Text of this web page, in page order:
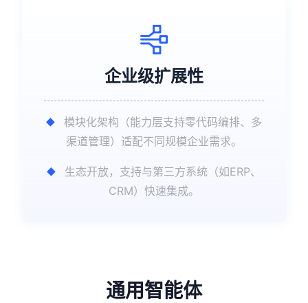
企业级扩展性
模块化架构（能力层支持零代码编排、多
渠道管理）适配不同规模企业需求。
生态开放，支持与第三方系统（如ERP、
CRM）快速集成。
通用智能体